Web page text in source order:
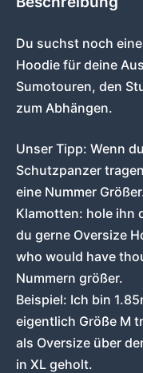
Du suchst noch
Hoodie für deine
Sumotouren, den
zum Abhängen.
Unser Tipp: Wenn
Schutzpanzer
eine Nummer
Klamotten: hole ihn
du gerne Oversize
who would have
Nummern größer.
Beispiel: Ich bin
eigentlich Größe M
als Oversize über
in XL geholt.